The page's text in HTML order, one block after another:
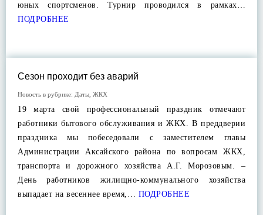
юных спортсменов. Турнир проводился в рамках…
ПОДРОБНЕЕ
Сезон проходит без аварий
Новость в рубрике: Даты ЖКХ
19 марта свой профессиональный праздник отмечают
работники бытового обслуживания и ЖКХ. В преддверии
праздника мы побеседовали с заместителем главы
Администрации Аксайского района по вопросам ЖКХ,
транспорта и дорожного хозяйства А.Г. Морозовым. –
День работников жилищно-коммунального хозяйства
выпадает на весеннее время,… ПОДРОБНЕЕ